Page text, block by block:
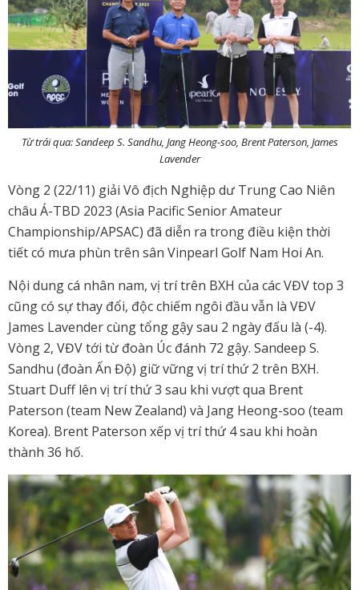
Từ trái qua: Sandeep S. Sandhu, Jang Heong-soo, Brent Paterson, James
Lavender
Vòng 2 (22/11) giải Vô địch Nghiệp dư Trung Cao Niên
châu Á-TBD 2023 (Asia Pacific Senior Amateur
Championship/APSAC) đã diễn ra trong điều kiện thời
tiết có mưa phùn trên sân Vinpearl Golf Nam Hoi An.
Nội dung cá nhân nam, vị trí trên BXH của các VĐV top 3
cũng có sự thay đổi, độc chiếm ngôi đầu vẫn là VĐV
James Lavender cùng tổng gậy sau 2 ngày đấu là (-4).
Vòng 2, VĐV tới từ đoàn Úc đánh 72 gậy. Sandeep S.
Sandhu (đoàn Ấn Độ) giữ vững vị trí thứ 2 trên BXH.
Stuart Duff lên vị trí thứ 3 sau khi vượt qua Brent
Paterson (team New Zealand) và Jang Heong-soo (team
Korea). Brent Paterson xếp vị trí thứ 4 sau khi hoàn
thành 36 hố.